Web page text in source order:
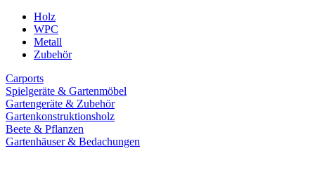
Holz
WPC
Metall
Zubehör
Carports
Spielgeräte & Gartenmöbel
Gartengeräte & Zubehör
Gartenkonstruktionsholz
Beete & Pflanzen
Gartenhäuser & Bedachungen